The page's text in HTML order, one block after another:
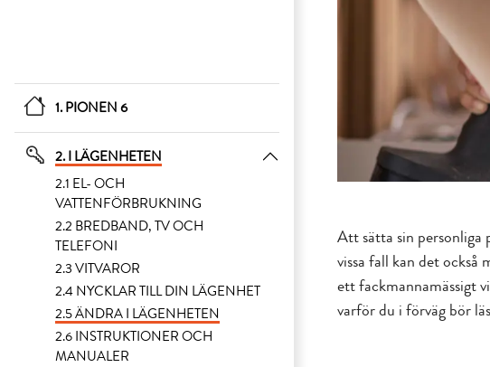
1. PIONEN 6
2. I LÄGENHETEN
2.1 EL- OCH
VATTENFÖRBRUKNING
2.2 BREDBAND, TV OCH
TELEFONI
2.3 VITVAROR
2.4 NYCKLAR TILL DIN LÄGENHET
2.5 ÄNDRA I LÄGENHETEN
2.6 INSTRUKTIONER OCH
MANUALER
Att sätta sin personliga
vissa fall kan det också
ett fackmannamässigt
varför du i förväg bör